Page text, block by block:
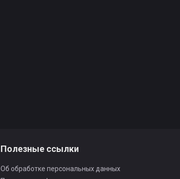
Полезные ссылки
Об обработке персональных данных